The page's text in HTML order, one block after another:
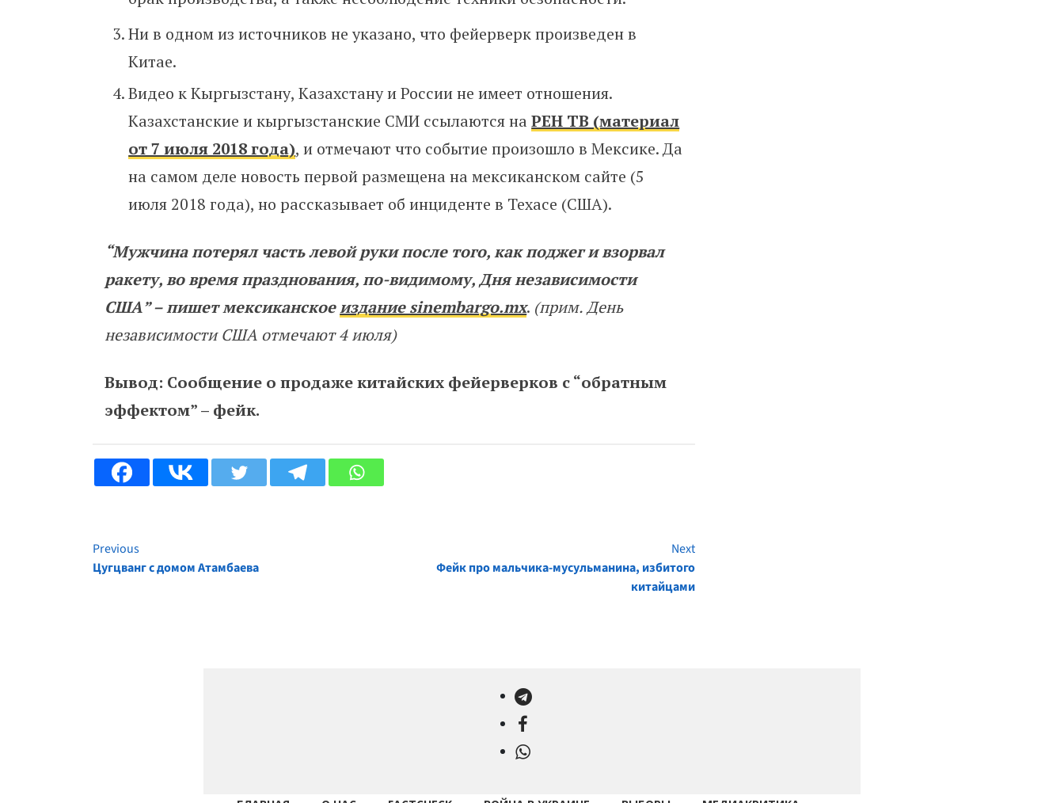
Ни в одном из источников не указано, что фейерверк произведен в
Китае.
Видео к Кыргызстану, Казахстану и России не имеет отношения.
Казахстанские и кыргызстанские СМИ ссылаются наРЕН ТВ (материал
от 7 июля 2018 года), и отмечают что событие произошло в Мексике. Да
на самом деле новость первой размещена на мексиканском сайте (5
июля 2018 года), но рассказывает об инциденте в Техасе (США).
“Мужчина потерял часть левой руки после того, как поджег и взорвал
ракету, во время празднования, по-видимому, Дня независимости
США” – пишет мексиканскоеиздание sinembargo.mx. (прим. День
независимости США отмечают 4 июля)
Вывод: Сообщение о продаже китайских фейерверков с “обратным
эффектом” – фейк.
Continue
Previous
Цугцванг с домом Атамбаева
Next
Фейк про мальчика-мусульманина, избитого
китайцами
Telegram
Facebook
WhatsApp